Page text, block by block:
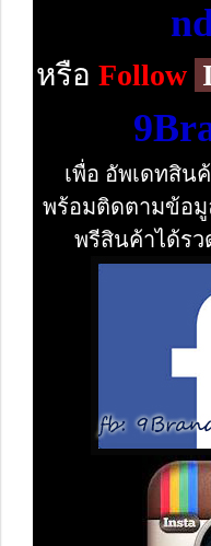
หรือ Follow
เพื่อ อัพเดทสิน
พร้อมติดตามข้อมู
พรีสินค้าได้รว